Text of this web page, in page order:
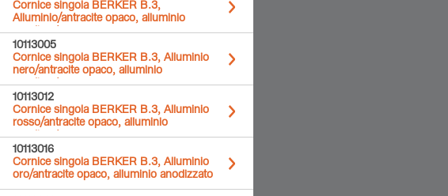
Cornice singola BERKER B.3,
Alluminio/antracite opaco, alluminio
anodizzato
10113005
Cornice singola BERKER B.3, Alluminio
nero/antracite opaco, alluminio
anodizzato
10113012
Cornice singola BERKER B.3, Alluminio
rosso/antracite opaco, alluminio
anodizzato
10113016
Cornice singola BERKER B.3, Alluminio
oro/antracite opaco, alluminio anodizzato